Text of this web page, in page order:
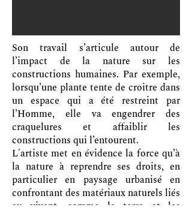
Son travail s’articule autour de
l’impact de la nature sur les
constructions humaines. Par exemple,
lorsqu’une plante tente de croitre dans
un espace qui a été restreint par
l’Homme, elle va engendrer des
craquelures et affaiblir les
constructions qui l’entourent.
L'artiste met en évidence la force qu’à
la nature à reprendre ses droits, en
particulier en paysage urbanisé en
confrontant des matériaux naturels liés
au vivant, comme la terre et les